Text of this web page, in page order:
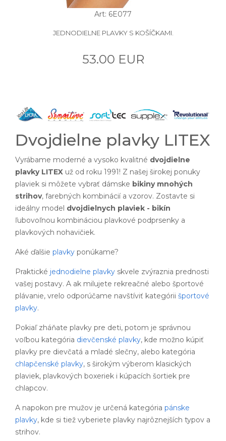
Art: 6E077
JEDNODIELNE PLAVKY S KOŠÍČKAMI.
53.00 EUR
Dvojdielne plavky LITEX
Vyrábame moderné a vysoko kvalitné dvojdielne
plavky LITEX už od roku 1991! Z našej širokej ponuky
plaviek si môžete vybrať dámske bikiny mnohých
strihov, farebných kombinácií a vzorov. Zostavte si
ideálny model dvojdielnych plaviek - bikín
ľubovoľnou kombináciou plavkové podprsenky a
plavkových nohavičiek.
Aké ďalšie plavky ponúkame?
Praktické jednodielne plavky skvele zvýraznia prednosti
vašej postavy. A ak milujete rekreačné alebo športové
plávanie, vrelo odporúčame navštíviť kategórii športové
plavky.
Pokiaľ zháňate plavky pre deti, potom je správnou
voľbou kategória dievčenské plavky, kde možno kúpiť
plavky pre dievčatá a mladé slečny, alebo kategória
chlapčenské plavky, s širokým výberom klasických
plaviek, plavkových boxeriek i kúpacích šortiek pre
chlapcov.
A napokon pre mužov je určená kategória pánske
plavky, kde si tiež vyberiete plavky najrôznejších typov a
strihov.